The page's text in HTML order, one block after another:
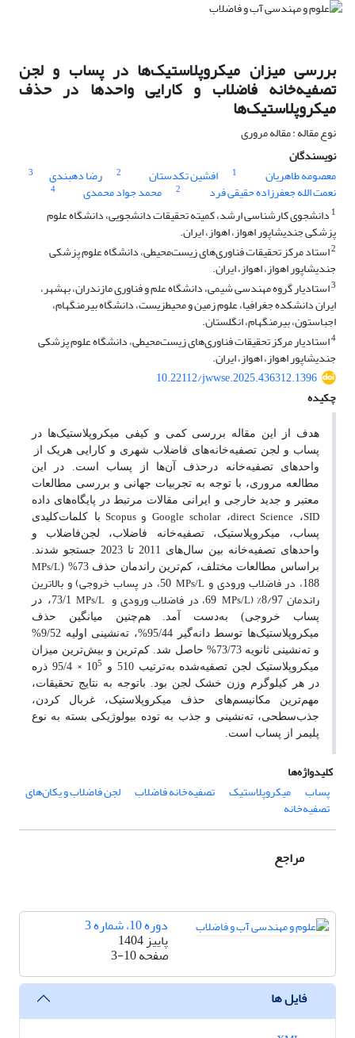
بررسی میزان میکروپلاستیک‌ها در پساب و لجن
تصفیه‌خانه فاضلاب و کارایی واحدها در حذف
میکروپلاستیک‌ها
نوع مقاله : مقاله مروری
نویسندگان
معصومه طاهریان
1 افشین تکدستان 2 رضا دهبندی 3
نعمت الله جعفرزاده حقیقی فرد 2 محمد جواد محمدی
4
1 دانشجوی کارشناسی ارشد، کمیته تحقیقات دانشجویی، دانشگاه علوم
پزشکی جندی‎شاپور اهواز، اهواز، ایران.
2استاد مرکز تحقیقات فناوری‌های زیست‌محیطی، دانشگاه علوم پزشکی
جندی‎شاپور اهواز، اهواز، ایران.
3استادیار گروه مهندسی شیمی، دانشگاه علم و فناوری مازندران، بهشهر،
ایران دانشکده جغرافیا، علوم زمین و محیط‎زیست، دانشگاه بیرمنگهام،
اجباستون، بیرمنگهام، انگلستان.
4استادیار مرکز تحقیقات فناوری‌های زیست‌محیطی، دانشگاه علوم پزشکی
جندی‎شاپور اهواز، اهواز، ایران.
10.22112/jwwse.2025.436312.1396
چکیده
هدف از این مقاله بررسی کمی و کیفی میکروپلاستیک‌ها در
پساب و لجن تصفیه‌خانه‌های ‌فاضلاب شهری و کارایی هریک از
واحدهای تصفیه‌خانه درحذف آن‌ها از پساب است. در این
مطالعه مرورى، با توجه به تجربیات جهانی و بررسی مطالعات
معتبر و جدید خارجی و ایرانی مقالات مرتبط در پایگاه‌های داده
SID، Science
direct، Google scholar و Scopus با کلمات‌کلیدى
پساب، میکروپلاستیک، تصفیه‌خانه ‌فاضلاب، لجن‌فاضلاب و
واحدهای‌ تصفیه‌خانه بین سال‌هاى 2011 تا 2023 جستجو شدند.
براساس مطالعات مختلف، کم‌ترین راندمان حذف 73% (
MPs/L
188، در فاضلاب ‌ورودی و MPs/L 50، در پساب ‌خروجی) و بالاترین
راندمان 8/97% ( MPs/L 69، در فاضلاب ‌ورودی و MPs/L
73/1، در
پساب ‌خروجی) به‌دست آمد. هم‌چنین میانگین حذف
میکروپلاستیک‌ها توسط دانه‌گیر 95/44%، ته‌نشینی ‌اولیه 9/52%
و ته‌نشینی ‌ثانویه 73/73% حاصل شد. کم‌ترین و بیش‌ترین میزان
میکروپلاستیک لجن تصفیه‌شده به‌ترتیب 510 و 10
5
×
95/4 ذره
در هر کیلوگرم وزن خشک لجن‌ بود. با‌توجه به نتایج تحقیقات،
مهم‌ترین مکانیسم‌های حذف میکروپلاستیک، غربال کردن،
جذب‌سطحی، ته‌نشینی و جذب به توده بیولوژیکی بسته به نوع
پلیمر از پساب است.
کلیدواژه‌ها
پساب
میکروپلاستیک تصفیه‌خانه ‌فاضلاب لجن فاضلاب و یکان‌های
تصفیه‌خانه
مراجع
دوره 10، شماره 3
پاییز 1404
صفحه3-10
فایل ها